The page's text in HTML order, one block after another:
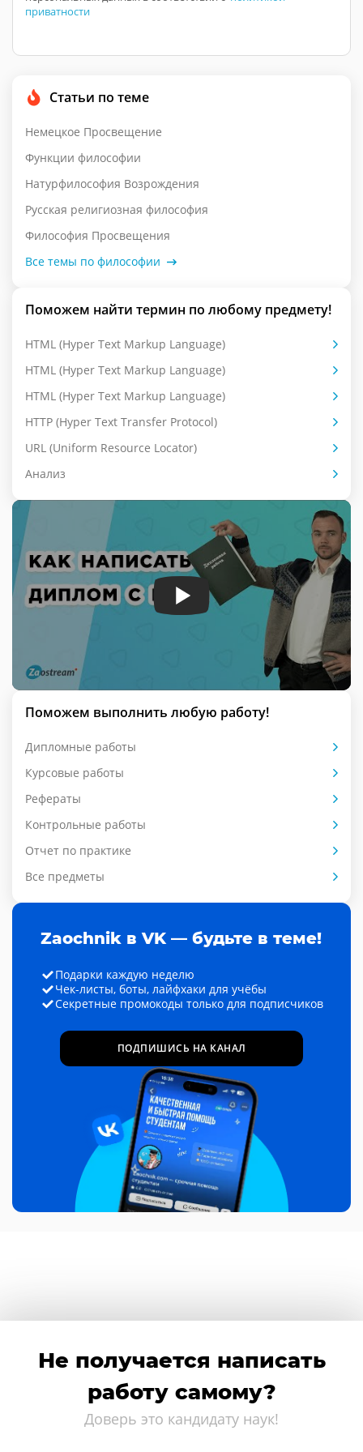
приватности
Статьи по теме
Немецкое Просвещение
Функции философии
Натурфилософия Возрождения
Русская религиозная философия
Философия Просвещения
Все темы по философии
Поможем найти термин по любому предмету!
HTML (Hyper Text Markup Language)
HTML (Hyper Text Markup Language)
HTML (Hyper Text Markup Language)
HTTP (Hyper Text Transfer Protocol)
URL (Uniform Resource Locator)
Анализ
Поможем выполнить любую работу!
Дипломные работы
Курсовые работы
Рефераты
Контрольные работы
Отчет по практике
Все предметы
Zaochnik в VK — будьте в теме!
Подарки каждую неделю
Чек-листы, боты, лайфхаки для учёбы
Секретные промокоды только для подписчиков
ПОДПИШИСЬ НА КАНАЛ
Не получается написать
работу самому?
Доверь это кандидату наук!